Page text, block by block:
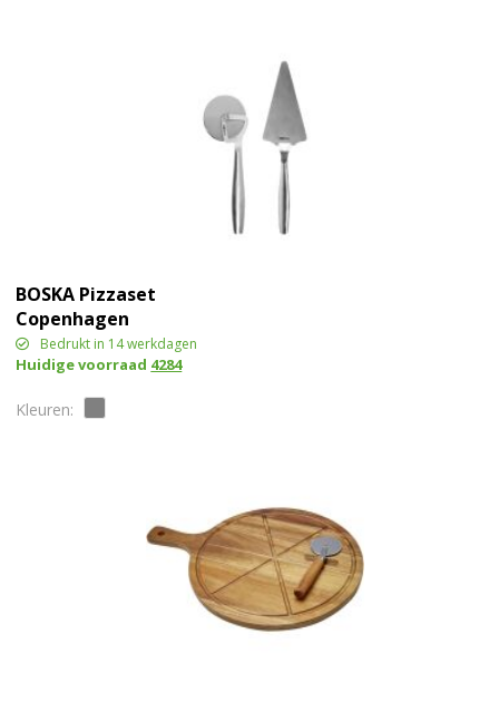
BOSKA Pizzaset
Copenhagen
Bedrukt in 14 werkdagen
Huidige voorraad 4284